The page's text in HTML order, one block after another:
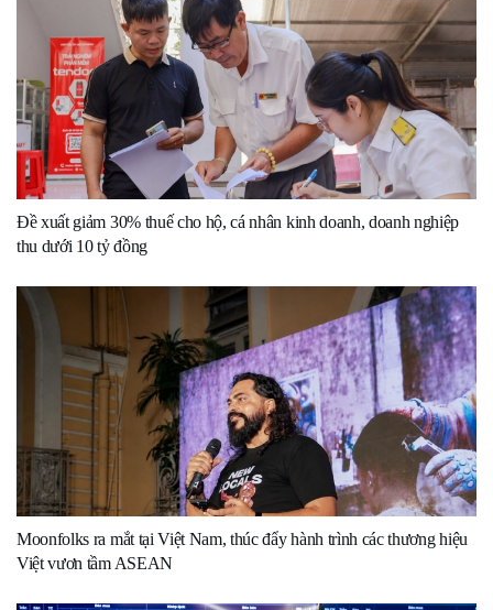
Đề xuất giảm 30% thuế cho hộ, cá nhân kinh doanh, doanh nghiệp
thu dưới 10 tỷ đồng
Moonfolks ra mắt tại Việt Nam, thúc đẩy hành trình các thương hiệu
Việt vươn tầm ASEAN